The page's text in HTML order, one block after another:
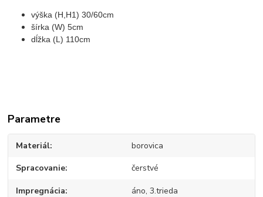
výška (H,H1) 30/60cm
šírka (W) 5cm
dĺžka (L) 110cm
Parametre
Materiál borovica
Spracovanie čerstvé
Impregnácia áno, 3.trieda